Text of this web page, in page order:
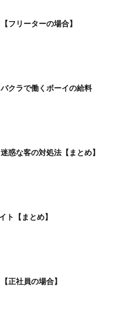
フリーターの場合】
クラで働くボーイの給料
惑な客の対処法【まとめ】
ト【まとめ】
正社員の場合】